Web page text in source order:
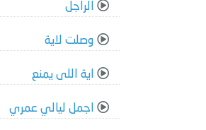
الراجل
وصلت لاية
اية اللى يمنع
اجمل ليالي عمري